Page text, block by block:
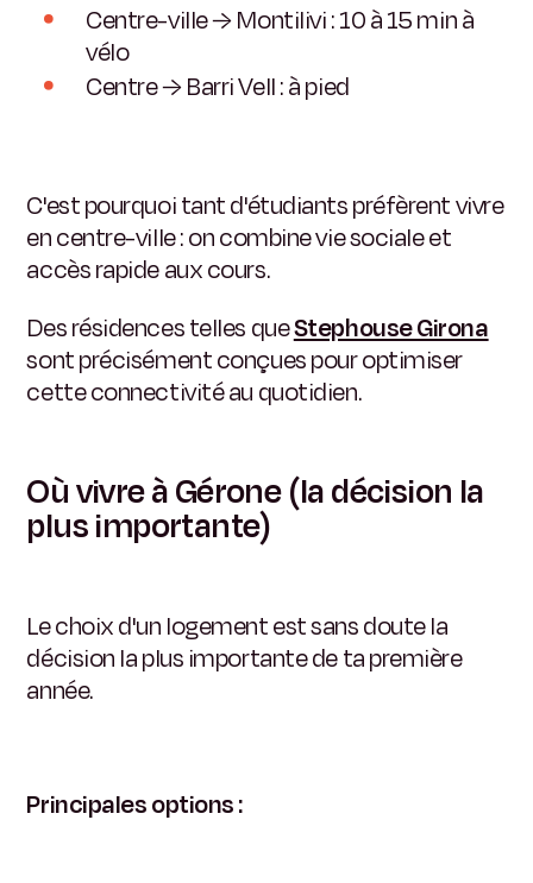
Centre-ville → Montilivi : 10 à 15 min à
vélo
Centre → Barri Vell : à pied
C'est pourquoi tant d'étudiants préfèrent vivre
en centre-ville :on combine vie sociale et
accès rapide aux cours.
Des résidences telles queStephouse Girona
sont précisément conçues pour optimiser
cette connectivité au quotidien.
Où vivre à Gérone (la décision la
plus importante)
Le choix d'un logement est sans doute la
décision la plus importante de ta première
année.
Principales options :